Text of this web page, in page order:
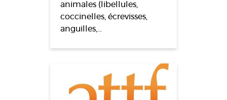
animales (libellules,
coccinelles, écrevisses,
anguilles,…